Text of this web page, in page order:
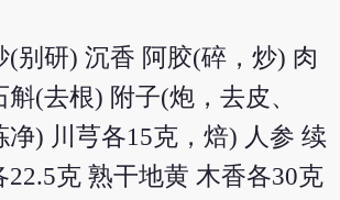
(别研) 沉香 阿胶(碎，炒) 肉
(去根) 附子(炮，去皮、
净) 川芎各15克，焙) 人参 续
22.5克 熟干地黄 木香各30克